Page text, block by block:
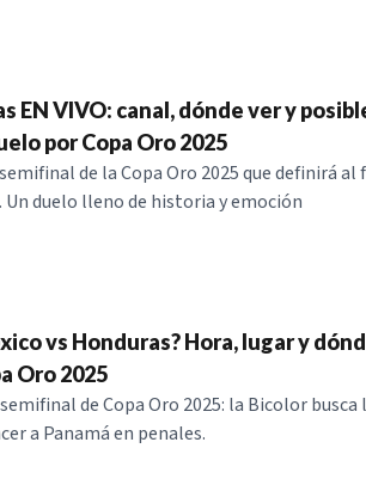
EN VIVO: canal, dónde ver y
por Copa Oro 2025
de la Copa Oro 2025 que definirá
Un duelo lleno de historia y emoción
vs Honduras? Hora, lugar y
Oro 2025
de Copa Oro 2025: la Bicolor busca
a Panamá en penales.